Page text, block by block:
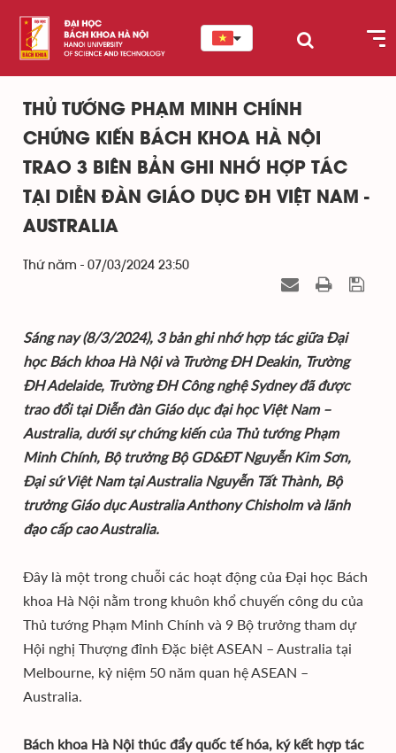
THỦ TƯỚNG PHẠM MINH CHÍNH
CHỨNG KIẾN BÁCH KHOA HÀ NỘI
TRAO 3 BIÊN BẢN GHI NHỚ HỢP TÁC
TẠI DIỄN ĐÀN GIÁO DỤC ĐH VIỆT NAM -
AUSTRALIA
Thứ năm - 07/03/2024 23:50
Sáng nay (8/3/2024), 3 bản ghi nhớ hợp tác giữa Đại
học Bách khoa Hà Nội và Trường ĐH Deakin, Trường
ĐH Adelaide, Trường ĐH Công nghệ Sydney đã được
trao đổi tại Diễn đàn Giáo dục đại học Việt Nam –
Australia, dưới sự chứng kiến của Thủ tướng Phạm
Minh Chính, Bộ trưởng Bộ GD&ĐT Nguyễn Kim Sơn,
Đại sứ Việt Nam tại Australia Nguyễn Tất Thành, Bộ
trưởng Giáo dục Australia Anthony Chisholm và lãnh
đạo cấp cao Australia.
Đây là một trong chuỗi các hoạt động của Đại học Bách
khoa Hà Nội nằm trong khuôn khổ chuyến công du của
Thủ tướng Phạm Minh Chính và 9 Bộ trưởng tham dự
Hội nghị Thượng đỉnh Đặc biệt ASEAN – Australia tại
Melbourne, kỷ niệm 50 năm quan hệ ASEAN –
Australia.
Bách khoa Hà Nội thúc đẩy quốc tế hóa, ký kết hợp tác